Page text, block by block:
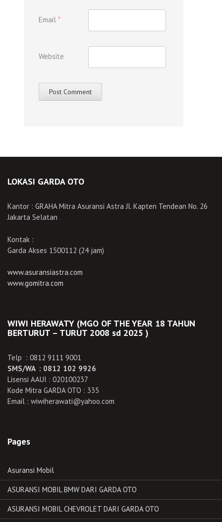
Email *
Website
LOKASI GARDA OTO
Kantor : GRAHA Mitra Asuransi Astra Jl. Kapten Tendean No. 26
Jakarta Selatan
Kontak :
Garda Akses 1500112 (24 jam)
www.asuransiastra.com
www.gomitra.com
WIWI HERAWATY (MGO OF THE YEAR 18 TAHUN
BERTURUT – TURUT 2008 sd 2025 )
Telp : 0812 9111 9001
SMS/WA : 0812 102 9926
Lisensi AAUI : 020100237
Kode Mitra GARDA OTO : 335
Email : wiwiherawati@yahoo.com
Pages
Asuransi Mobil
ASURANSI MOBIL BMW DARI GARDA OTO
ASURANSI MOBIL CHEVROLET DARI GARDA OTO